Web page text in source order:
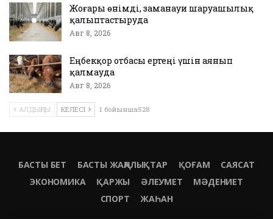
Жоғары өнімді, заманауи шаруашылық
қалыптастыруда
Авг 8, 2026
Еңбекқор отбасы ертеңі үшін аянып
қалмауда
Авг 8, 2026
АЛДЫҢҒЫ КЕЛЕСІ 1 бойынша528
БАСТЫ БЕТ БАСТЫ ЖАҢАЛЫҚТАР ҚОҒАМ
САЯСАТ
ЭКОНОМИКА
ҚАРЖЫ ӘЛЕУМЕТ
МӘДЕНИЕТ
СПОРТ
ЖАҺАН